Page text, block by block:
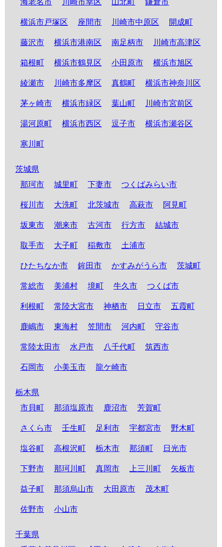
海老名市 川崎市幸区 山北町 鎌倉市
横浜市戸塚区 座間市 川崎市中原区 開成町
藤沢市 横浜市港南区 南足柄市 川崎市高津区
箱根町 横浜市鶴見区 小田原市 横浜市旭区
綾瀬市 川崎市多摩区 真鶴町 横浜市神奈川区
茅ヶ崎市 横浜市緑区 葉山町 川崎市宮前区
湯河原町 横浜市西区 逗子市 横浜市瀬谷区
寒川町
茨城県
那珂市
城里町 下妻市 つくばみらい市
桜川市 大洗町 北茨城市 高萩市 阿見町
坂東市 潮来市 古河市 行方市 結城市
取手市 大子町 稲敷市 土浦市
ひたちなか市 鉾田市 かすみがうら市 茨城町
常総市 美浦村 境町 牛久市 つくば市
利根町 常陸大宮市 神栖市 日立市 五霞町
鹿嶋市 東海村 笠間市 河内町 守谷市
常陸太田市 水戸市 八千代町 筑西市
石岡市 小美玉市 龍ケ崎市
栃木県
市貝町
那須塩原市 鹿沼市 芳賀町
さくら市 壬生町 足利市 宇都宮市 野木町
塩谷町 高根沢町 栃木市 那須町 日光市
下野市 那珂川町 真岡市 上三川町 矢板市
益子町 那須烏山市 大田原市 茂木町
佐野市 小山市
千葉県